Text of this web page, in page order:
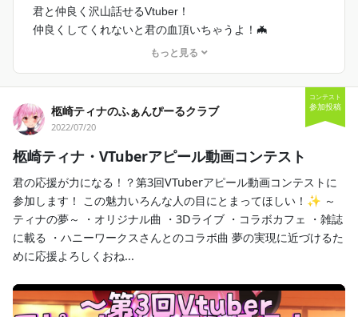
君と仲良く沢山話せるVtuber！
仲良くしてくれないと君の血頂いちゃうよ！🦇
もっと見る
柩崎ティナのふぁんぴーるクラブ
2022/07/20
コンテスト
参加投稿
柩崎ティナ・VTuberアピール動画コンテスト
君の応援が力になる！？第3回VTuberアピール動画コンテストに
参加します！ この魅力いろんな人の目にとまってほしい！✨ ～
ティナの夢～ ・オリジナル曲 ・3Dライブ ・コラボカフェ ・雑誌
に載る ・ハニーワークスさんとのコラボ曲 夢の実現に近づけるた
めに応援よろしくおね...